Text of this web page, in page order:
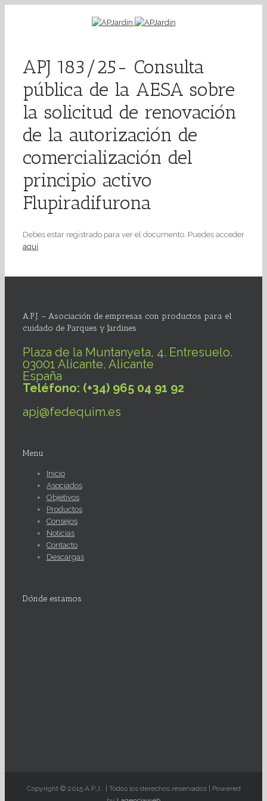
APJ 183/25- Consulta
pública de la AESA sobre
la solicitud de renovación
de la autorización de
comercialización del
principio activo
Flupiradifurona
Debes estar registrado para ver el documento. Puedes acceder
aquí.
A.P.J. – Asociación de empresas con productos para el
cuidado de Parques y Jardines
Plaza de la Muntanyeta, 4. Entresuelo.
03001 Alicante, Alicante
España
Teléfono: (+34) 965 04 91 92
apj@fedequim.es
Menu
Inicio
Asociados
Objetivos
Productos
Consejos
Noticias
Contacto
Descargas
Dónde estamos
Copyright © 2015 A.P.J.. | Todos los derechos reservados | Powered